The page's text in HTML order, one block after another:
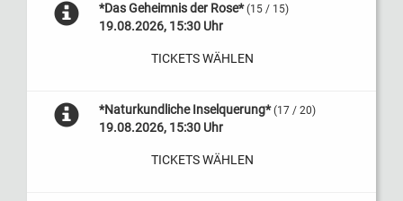
*Das Geheimnis der Rose* (15 / 15)
19.08.2026, 15:30 Uhr
TICKETS WÄHLEN
*Naturkundliche Inselquerung* (17 / 20)
19.08.2026, 15:30 Uhr
TICKETS WÄHLEN